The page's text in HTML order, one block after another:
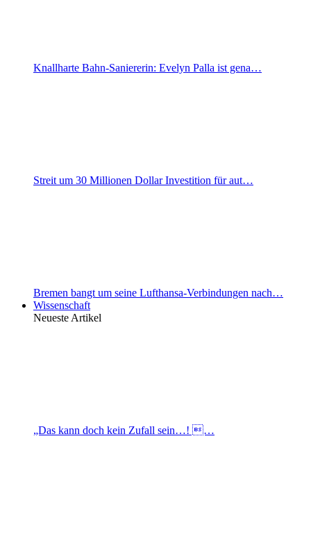
Knallharte Bahn-Saniererin: Evelyn Palla ist gena…
Streit um 30 Millionen Dollar Investition für aut…
Bremen bangt um seine Lufthansa-Verbindungen nach…
Wissenschaft
Neueste Artikel
„Das kann doch kein Zufall sein…! …